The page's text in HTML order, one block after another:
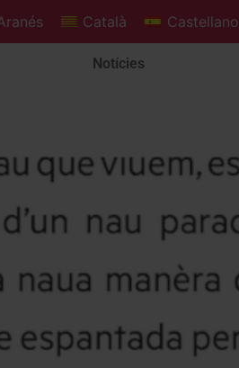
Català Castellano
Notícies